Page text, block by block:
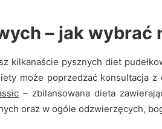
z Postu)
– jak wybrać
kilkanaście pysznych diet
może poprzedzać konsultacja
– zbilansowana dieta
oraz w ogóle odzwierzęcych,